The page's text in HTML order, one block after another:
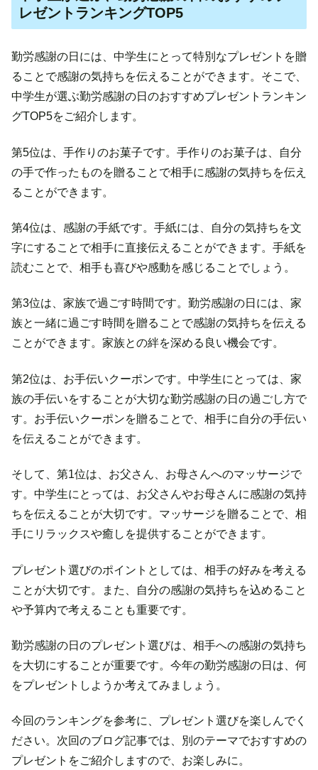
レゼントランキングTOP5
勤労感謝の日には、中学生にとって特別なプレゼントを贈
ることで感謝の気持ちを伝えることができます。そこで、
中学生が選ぶ勤労感謝の日のおすすめプレゼントランキン
グTOP5をご紹介します。
第5位は、手作りのお菓子です。手作りのお菓子は、自分
の手で作ったものを贈ることで相手に感謝の気持ちを伝え
ることができます。
第4位は、感謝の手紙です。手紙には、自分の気持ちを文
字にすることで相手に直接伝えることができます。手紙を
読むことで、相手も喜びや感動を感じることでしょう。
第3位は、家族で過ごす時間です。勤労感謝の日には、家
族と一緒に過ごす時間を贈ることで感謝の気持ちを伝える
ことができます。家族との絆を深める良い機会です。
第2位は、お手伝いクーポンです。中学生にとっては、家
族の手伝いをすることが大切な勤労感謝の日の過ごし方で
す。お手伝いクーポンを贈ることで、相手に自分の手伝い
を伝えることができます。
そして、第1位は、お父さん、お母さんへのマッサージで
す。中学生にとっては、お父さんやお母さんに感謝の気持
ちを伝えることが大切です。マッサージを贈ることで、相
手にリラックスや癒しを提供することができます。
プレゼント選びのポイントとしては、相手の好みを考える
ことが大切です。また、自分の感謝の気持ちを込めること
や予算内で考えることも重要です。
勤労感謝の日のプレゼント選びは、相手への感謝の気持ち
を大切にすることが重要です。今年の勤労感謝の日は、何
をプレゼントしようか考えてみましょう。
今回のランキングを参考に、プレゼント選びを楽しんでく
ださい。次回のブログ記事では、別のテーマでおすすめの
プレゼントをご紹介しますので、お楽しみに。